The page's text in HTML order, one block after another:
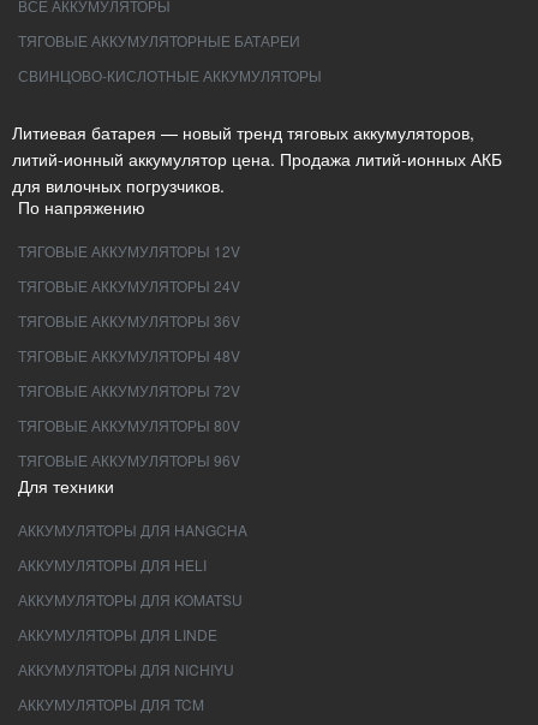
ВСЕ АККУМУЛЯТОРЫ
ТЯГОВЫЕ АККУМУЛЯТОРНЫЕ БАТАРЕИ
СВИНЦОВО-КИСЛОТНЫЕ АККУМУЛЯТОРЫ
Литиевая батарея — новый тренд тяговых аккумуляторов,
литий-ионный аккумулятор цена. Продажа литий-ионных АКБ
для вилочных погрузчиков.
По напряжению
ТЯГОВЫЕ АККУМУЛЯТОРЫ 12V
ТЯГОВЫЕ АККУМУЛЯТОРЫ 24V
ТЯГОВЫЕ АККУМУЛЯТОРЫ 36V
ТЯГОВЫЕ АККУМУЛЯТОРЫ 48V
ТЯГОВЫЕ АККУМУЛЯТОРЫ 72V
ТЯГОВЫЕ АККУМУЛЯТОРЫ 80V
ТЯГОВЫЕ АККУМУЛЯТОРЫ 96V
Для техники
АККУМУЛЯТОРЫ ДЛЯ HANGCHA
АККУМУЛЯТОРЫ ДЛЯ HELI
АККУМУЛЯТОРЫ ДЛЯ KOMATSU
АККУМУЛЯТОРЫ ДЛЯ LINDE
АККУМУЛЯТОРЫ ДЛЯ NICHIYU
АККУМУЛЯТОРЫ ДЛЯ TCM